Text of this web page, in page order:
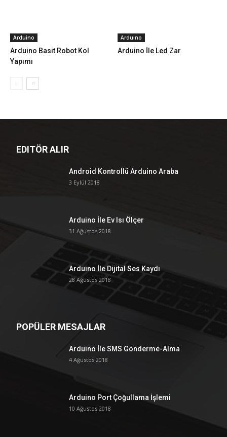
Arduino
Arduino Basit Robot Kol
Yapımı
Arduino
Arduino İle Led Zar
EDITÖR ALIR
Android Kontrollü Arduino Araba
3 Eylül 2018
Arduino İle Ev Isı Ölçer
31 Ağustos 2018
Arduino İle Dijital Ses Kaydı
28 Ağustos 2018
POPÜLER MESAJLAR
Arduino İle SMS Gönderme-Alma
4 Ağustos 2018
Arduino Port Çoğullama İşlemi
10 Ağustos 2018